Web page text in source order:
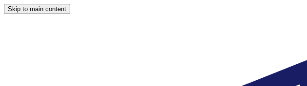
Skip to main content